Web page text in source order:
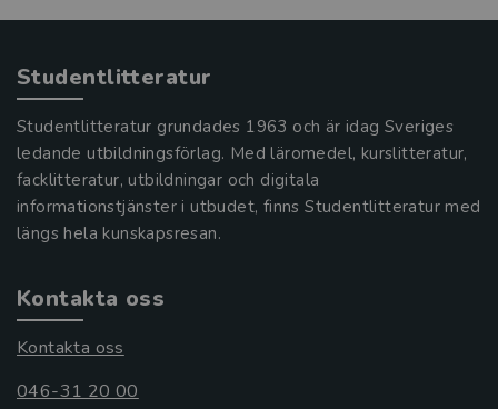
Studentlitteratur
Studentlitteratur grundades 1963 och är idag Sveriges
ledande utbildningsförlag. Med läromedel, kurslitteratur,
facklitteratur, utbildningar och digitala
informationstjänster i utbudet, finns Studentlitteratur med
längs hela kunskapsresan.
Kontakta oss
Kontakta oss
046-31 20 00